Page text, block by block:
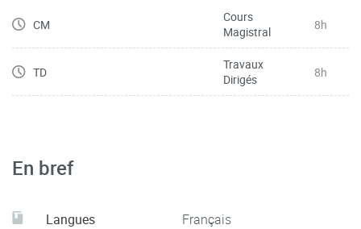
CM
Cours
Magistral
8h
TD
Travaux
Dirigés
8h
En bref
Langues
Français